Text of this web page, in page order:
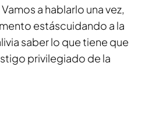
a hablarlo una vez,
estáscuidando a la
saber lo que tiene que
privilegiado de la